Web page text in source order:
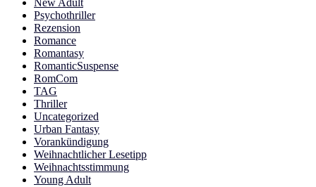
New Adult
Psychothriller
Rezension
Romance
Romantasy
RomanticSuspense
RomCom
TAG
Thriller
Uncategorized
Urban Fantasy
Vorankündigung
Weihnachtlicher Lesetipp
Weihnachtsstimmung
Young Adult